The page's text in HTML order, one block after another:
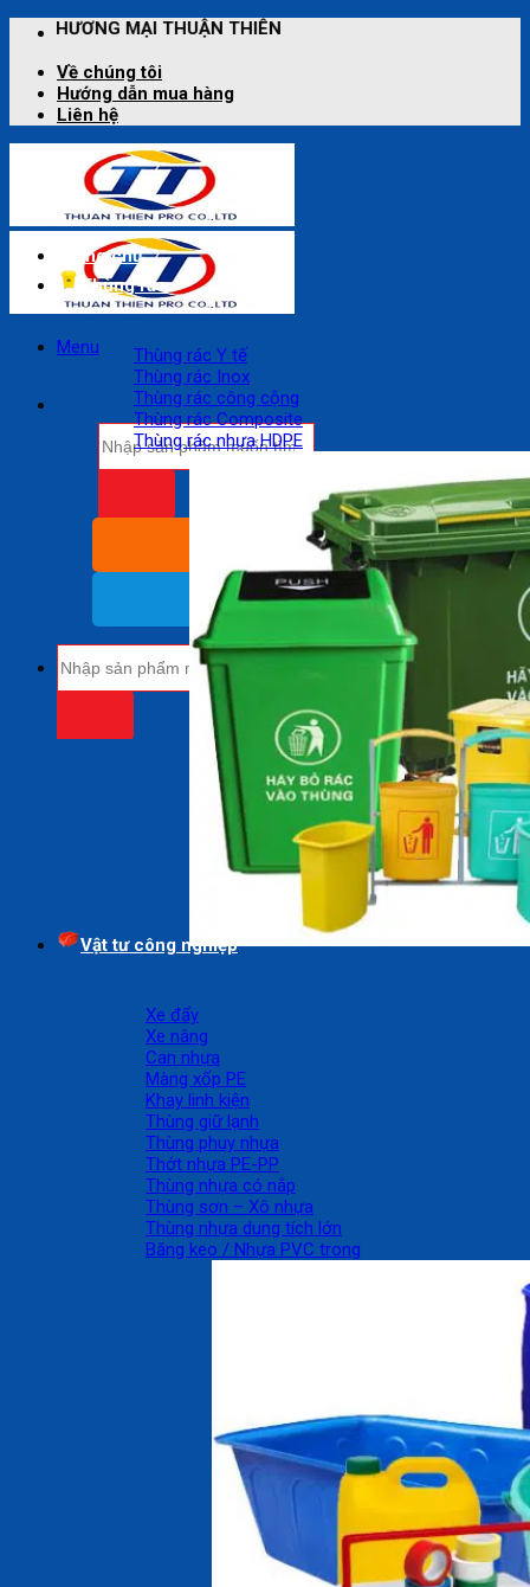
dung
THIÊN
Về chúng tôi
Hướng dẫn mua hàng
Liên hệ
Menu
kiếm:
BÁO GIÁ SỈ
(Nhận báo giá sỉ)
18009485
(Miễn cước cuộc gọi)
kiếm:
Trang chủ
Thùng rác
Thùng rác Y tế
Thùng rác Inox
Thùng rác công cộng
Thùng rác Composite
Thùng rác nhựa HDPE
Vật tư công nghiệp
Xe đẩy
Xe nâng
Can nhựa
Màng xốp PE
Khay linh kiện
Thùng giữ lạnh
Thùng phuy nhựa
Thớt nhựa PE-PP
Thùng nhựa có nắp
Thùng sơn – Xô nhựa
Thùng nhựa dung tích lớn
Băng keo / Nhựa PVC trong